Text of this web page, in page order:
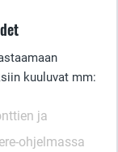
kuuluvat mm:
ja
ohjelmassa